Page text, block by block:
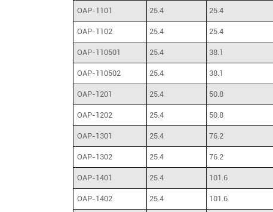
OAP-1101 25.4 25.4
OAP-1102 25.4 25.4
OAP-110501 25.4 38.1
OAP-110502 25.4 38.1
OAP-1201 25.4 50.8
OAP-1202 25.4 50.8
OAP-1301 25.4 76.2
OAP-1302 25.4 76.2
OAP-1401 25.4 101.6
OAP-1402 25.4 101.6